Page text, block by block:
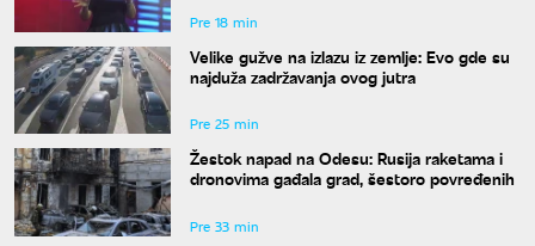
Pre 18 min
Velike gužve na izlazu iz zemlje: Evo gde su
najduža zadržavanja ovog jutra
Pre 25 min
Žestok napad na Odesu: Rusija raketama i
dronovima gađala grad, šestoro povređenih
Pre 33 min